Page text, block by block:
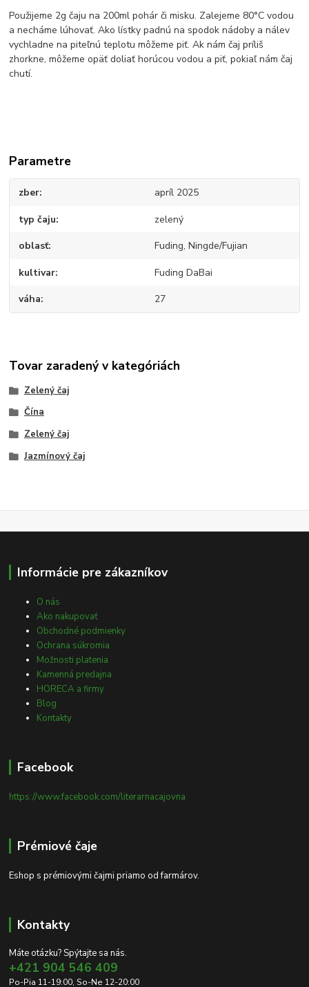
Použijeme 2g čaju na 200ml pohár či misku. Zalejeme 80°C vodou
a necháme lúhovať. Ako lístky padnú na spodok nádoby a nálev
vychladne na piteľnú teplotu môžeme piť. Ak nám čaj príliš
zhorkne, môžeme opäť doliať horúcou vodou a piť, pokiaľ nám čaj
chutí.
Parametre
zber apríl 2025
typ čaju zelený
oblasť Fuding, Ningde/Fujian
kultivar Fuding DaBai
váha 27
Tovar zaradený v kategóriách
Zelený čaj
Čína
Zelený čaj
Jazmínový čaj
Informácie pre zákazníkov
O nás
Ako nakupovať
Obchodné podmienky
Ochrana súkromia
Možnosti platenia
Kamenná predajna
HORECA a firmy
Blog
Kontakty
Facebook
https://www.facebook.com/literarnacajovna
Prémiové čaje
Eshop s prémiovými čajmi priamo od farmárov.
Kontakty
Máte otázku? Spýtajte sa nás.
+421 904 546 409
Po-Pia 11-19:00, So-Ne 12-20:00